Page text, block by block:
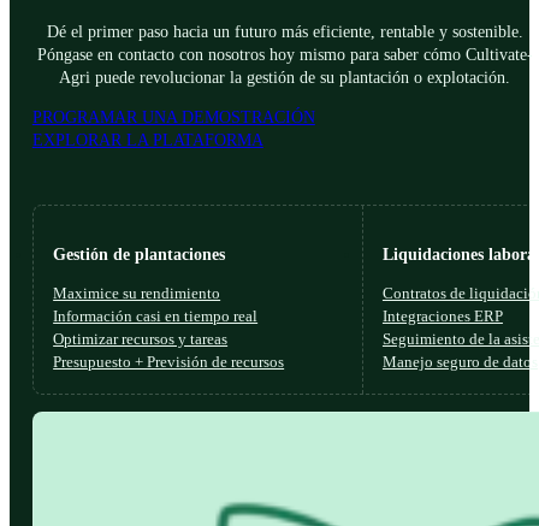
Dé el primer paso hacia un futuro más eficiente, rentable y sostenible.
Póngase en contacto con nosotros hoy mismo para saber cómo Cultivate-
Agri puede revolucionar la gestión de su plantación o explotación.
PROGRAMAR UNA DEMOSTRACIÓN
EXPLORAR LA PLATAFORMA
Gestión de plantaciones
Maximice su rendimiento
Información casi en tiempo real
Optimizar recursos y tareas
Presupuesto + Previsión de recursos
Liquidaciones
Contratos de
Integraciones ERP
Seguimiento de la
Manejo seguro de datos